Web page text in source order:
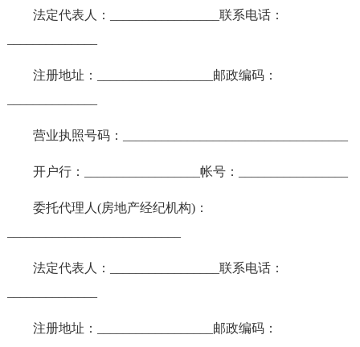
法定代表人：_________________联系电话：
注册地址：__________________邮政编码：
营业执照号码：___________________________________
开户行：__________________帐号：_________________
委托代理人(房地产经纪机构)：
法定代表人：_________________联系电话：
注册地址：__________________邮政编码：